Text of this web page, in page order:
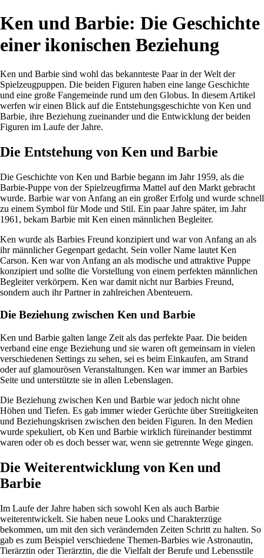
Ken und Barbie: Die Geschichte
einer ikonischen Beziehung
Ken und Barbie sind wohl das bekannteste Paar in der Welt der
Spielzeugpuppen. Die beiden Figuren haben eine lange Geschichte
und eine große Fangemeinde rund um den Globus. In diesem Artikel
werfen wir einen Blick auf die Entstehungsgeschichte von Ken und
Barbie, ihre Beziehung zueinander und die Entwicklung der beiden
Figuren im Laufe der Jahre.
Die Entstehung von Ken und Barbie
Die Geschichte von Ken und Barbie begann im Jahr 1959, als die
Barbie-Puppe von der Spielzeugfirma Mattel auf den Markt gebracht
wurde. Barbie war von Anfang an ein großer Erfolg und wurde schnell
zu einem Symbol für Mode und Stil. Ein paar Jahre später, im Jahr
1961, bekam Barbie mit Ken einen männlichen Begleiter.
Ken wurde als Barbies Freund konzipiert und war von Anfang an als
ihr männlicher Gegenpart gedacht. Sein voller Name lautet Ken
Carson. Ken war von Anfang an als modische und attraktive Puppe
konzipiert und sollte die Vorstellung von einem perfekten männlichen
Begleiter verkörpern. Ken war damit nicht nur Barbies Freund,
sondern auch ihr Partner in zahlreichen Abenteuern.
Die Beziehung zwischen Ken und Barbie
Ken und Barbie galten lange Zeit als das perfekte Paar. Die beiden
verband eine enge Beziehung und sie waren oft gemeinsam in vielen
verschiedenen Settings zu sehen, sei es beim Einkaufen, am Strand
oder auf glamourösen Veranstaltungen. Ken war immer an Barbies
Seite und unterstützte sie in allen Lebenslagen.
Die Beziehung zwischen Ken und Barbie war jedoch nicht ohne
Höhen und Tiefen. Es gab immer wieder Gerüchte über Streitigkeiten
und Beziehungskrisen zwischen den beiden Figuren. In den Medien
wurde spekuliert, ob Ken und Barbie wirklich füreinander bestimmt
waren oder ob es doch besser war, wenn sie getrennte Wege gingen.
Die Weiterentwicklung von Ken und
Barbie
Im Laufe der Jahre haben sich sowohl Ken als auch Barbie
weiterentwickelt. Sie haben neue Looks und Charakterzüge
bekommen, um mit den sich verändernden Zeiten Schritt zu halten. So
gab es zum Beispiel verschiedene Themen-Barbies wie Astronautin,
Tierärztin oder Tierärztin, die die Vielfalt der Berufe und Lebensstile